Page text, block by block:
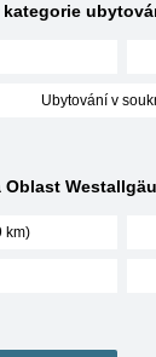
Ubytování v
km)